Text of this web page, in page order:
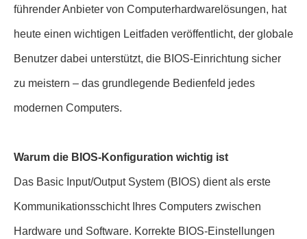
führender Anbieter von Computerhardwarelösungen, hat
heute einen wichtigen Leitfaden veröffentlicht, der globale
Benutzer dabei unterstützt, die BIOS-Einrichtung sicher
zu meistern – das grundlegende Bedienfeld jedes
modernen Computers.
Warum die BIOS-Konfiguration wichtig ist
Das Basic Input/Output System (BIOS) dient als erste
Kommunikationsschicht Ihres Computers zwischen
Hardware und Software. Korrekte BIOS-Einstellungen